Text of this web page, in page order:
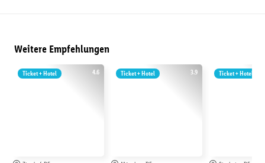
Weitere Empfehlungen
4.6
Ticket + Hotel 3.9
Ticket + Hotel Ticket + Hotel